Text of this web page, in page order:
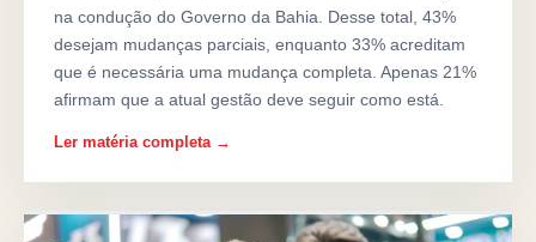
na condução do Governo da Bahia. Desse total, 43%
desejam mudanças parciais, enquanto 33% acreditam
que é necessária uma mudança completa. Apenas 21%
afirmam que a atual gestão deve seguir como está.
Ler matéria completa →